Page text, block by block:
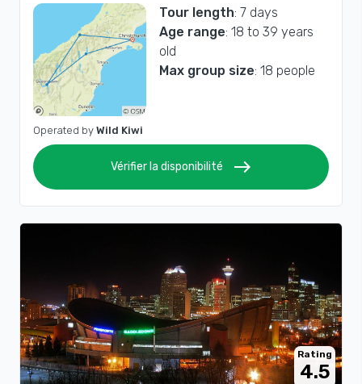
Tour length: 7 days
Age range: 18 to 39 years
old
Max group size: 18 people
Operated by Wild Kiwi
Vérifier la disponibilité east
Rating
4.5